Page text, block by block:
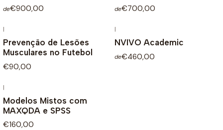
de€900,00 de€700,00
|
Prevenção de Lesões
Musculares no Futebol
€90,00
|
NVIVO Academic
de€460,00
|
Modelos Mistos com
MAXQDA e SPSS
€160,00